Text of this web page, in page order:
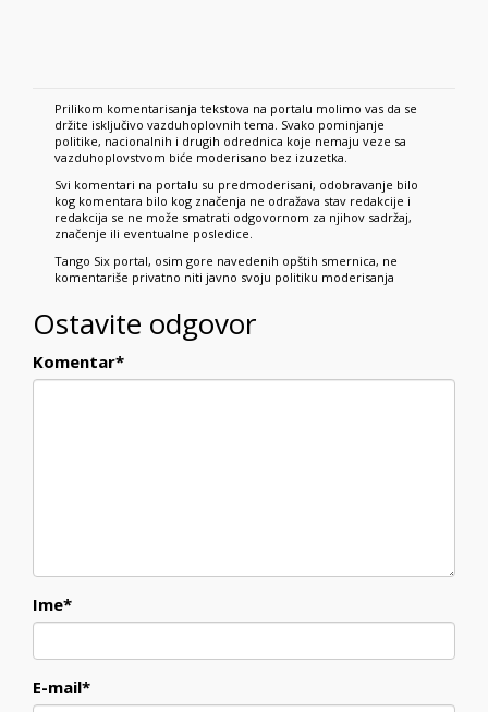
Prilikom komentarisanja tekstova na portalu molimo vas da se
držite isključivo vazduhoplovnih tema. Svako pominjanje
politike, nacionalnih i drugih odrednica koje nemaju veze sa
vazduhoplovstvom biće moderisano bez izuzetka.
Svi komentari na portalu su predmoderisani, odobravanje bilo
kog komentara bilo kog značenja ne odražava stav redakcije i
redakcija se ne može smatrati odgovornom za njihov sadržaj,
značenje ili eventualne posledice.
Tango Six portal, osim gore navedenih opštih smernica, ne
komentariše privatno niti javno svoju politiku moderisanja
Ostavite odgovor
Komentar*
Ime*
E-mail*